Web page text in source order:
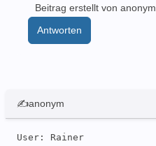
Beitrag erstellt von anonym
Antworten
✍anonym
User: Rainer